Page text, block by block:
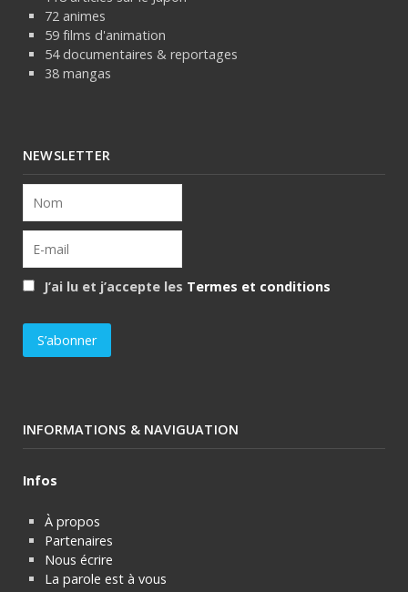
72 animes
59 films d'animation
54 documentaires & reportages
38 mangas
NEWSLETTER
J’ai lu et j’accepte les Termes et conditions
INFORMATIONS & NAVIGUATION
Infos
À propos
Partenaires
Nous écrire
La parole est à vous